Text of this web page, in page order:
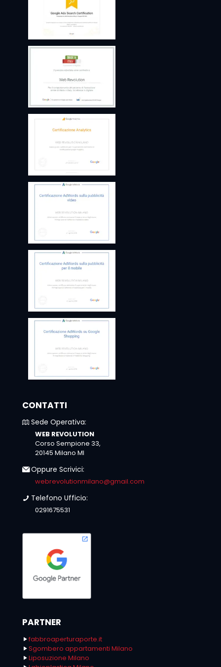
CONTATTI
Sede Operativa:
WEB REVOLUTION
Corso Sempione 33,
20145 Milano MI
Oppure Scrivici:
webrevolutionmilano@gmail.com
Telefono Ufficio:
0291675531
PARTNER
fabbroaperturaporte.it
Sgombero appartamenti Milano
Liposuzione Milano